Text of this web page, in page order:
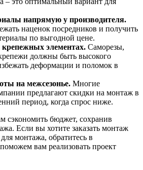
напрямую у производителя.
наценок посредников и получить
по выгодной цене.
крепежных элементах. Саморезы,
должны быть высокого
деформации и поломок в
на межсезонье. Многие
предлагают скидки на монтаж в
период, когда спрос ниже.
сэкономить бюджет, сохранив
Если вы хотите заказать монтаж
монтажа, обратитесь в
вам реализовать проект